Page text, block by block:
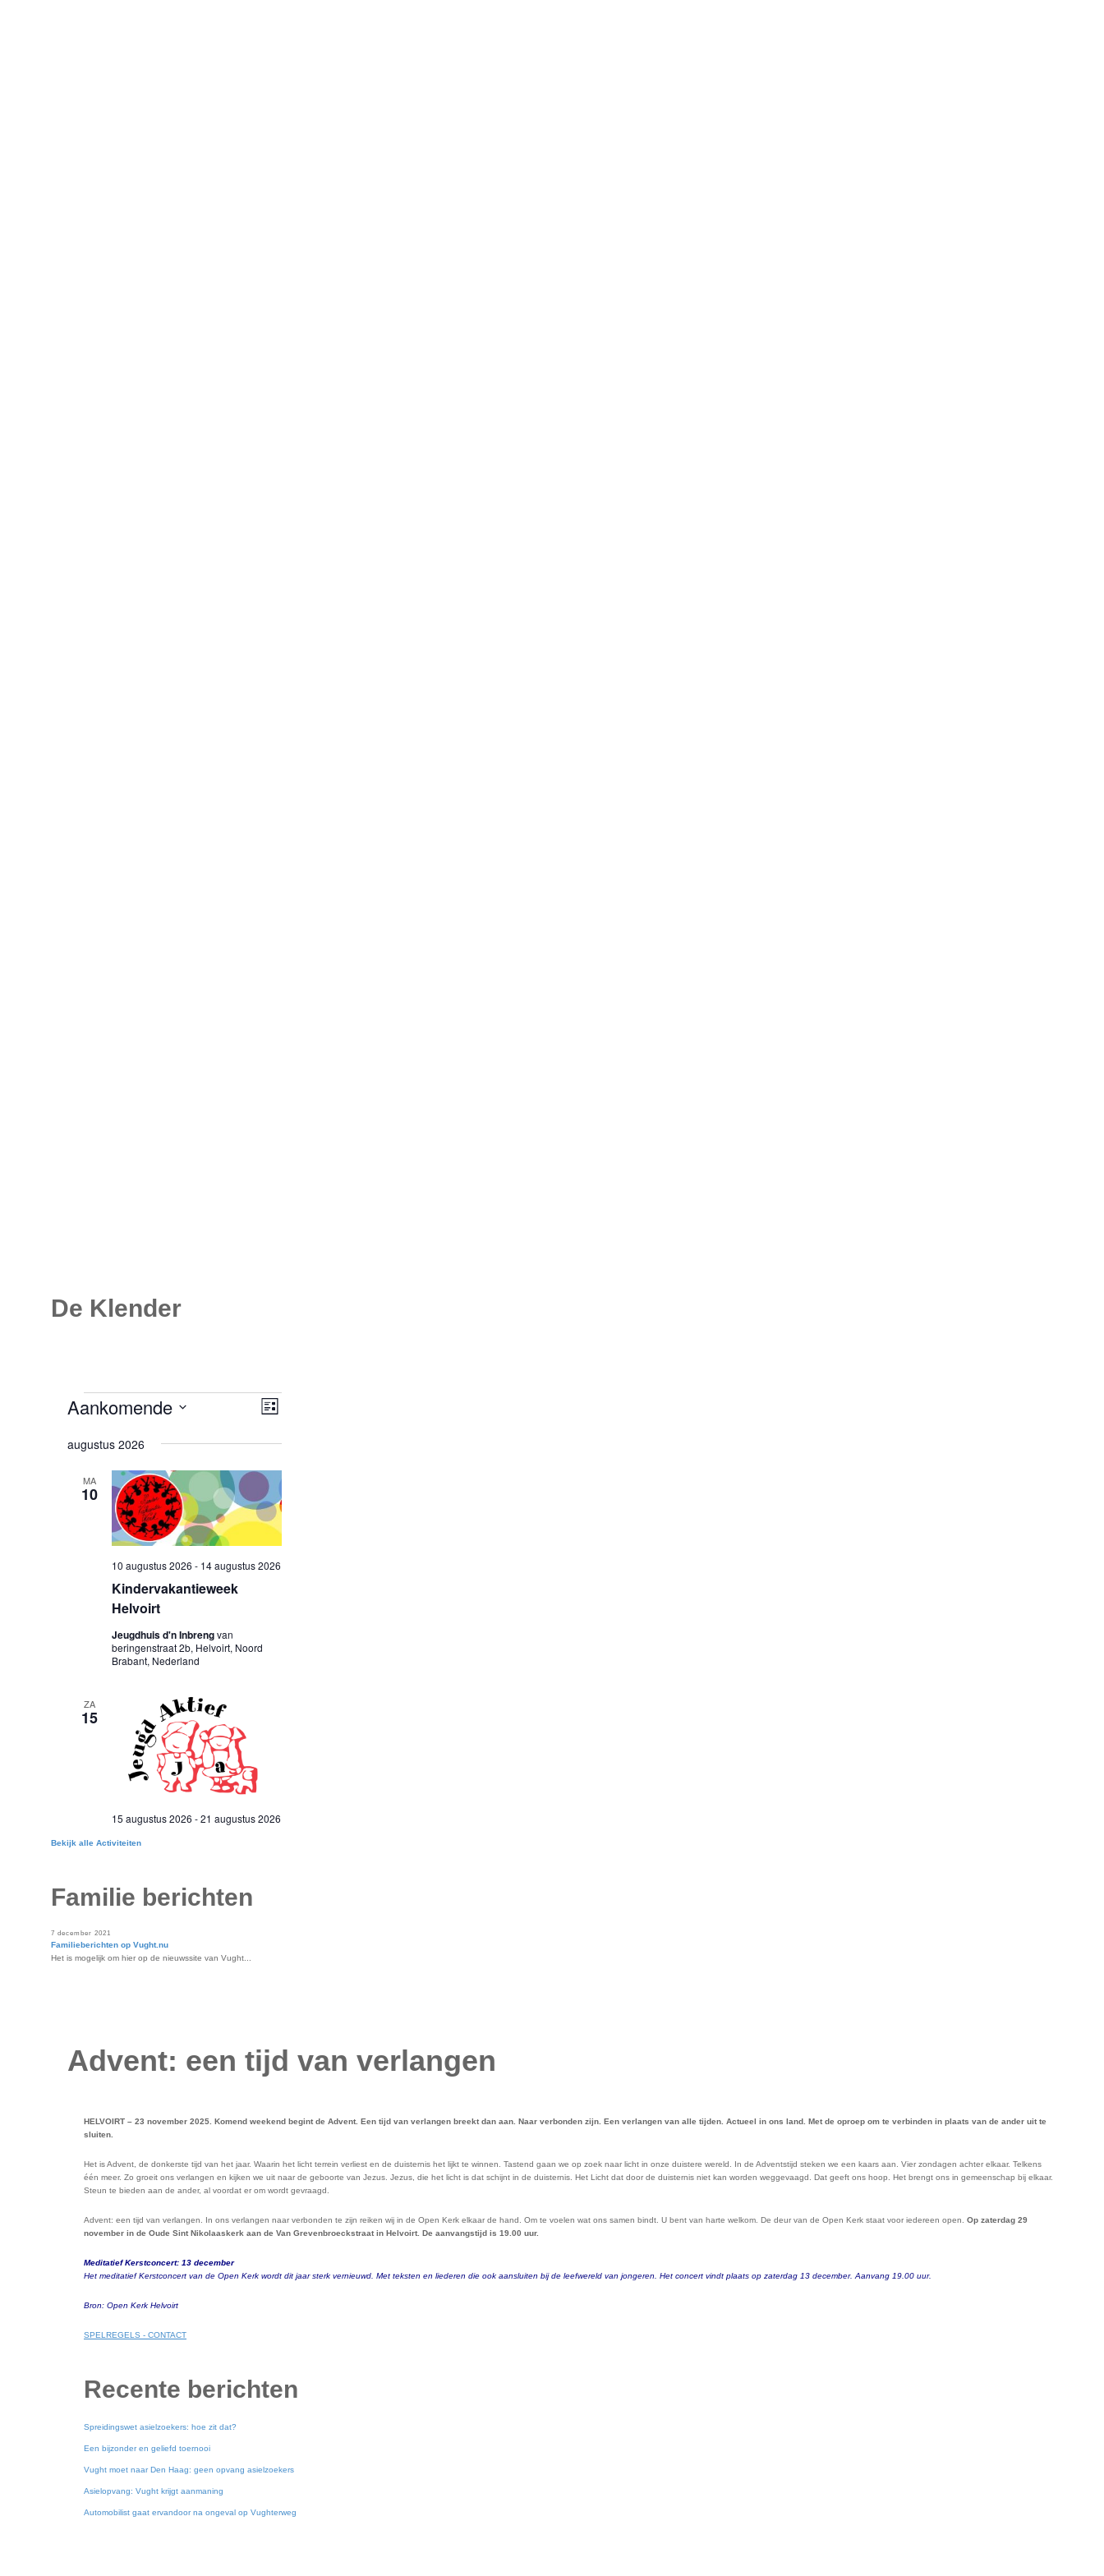
De Klender
Bekijk alle Activiteiten
Familie berichten
7 december 2021
Familieberichten op Vught.nu
Het is mogelijk om hier op de nieuwssite van Vught...
Advent: een tijd van verlangen
HELVOIRT – 23 november 2025. Komend weekend begint de Advent. Een tijd van verlangen breekt dan aan. Naar verbonden zijn. Een verlangen van alle tijden. Actueel in ons land. Met de oproep om te verbinden in plaats van de ander uit te
sluiten.
Het is Advent, de donkerste tijd van het jaar. Waarin het licht terrein verliest en de duisternis het lijkt te winnen. Tastend gaan we op zoek naar licht in onze duistere wereld. In de Adventstijd steken we een kaars aan. Vier zondagen achter elkaar. Telkens
één meer. Zo groeit ons verlangen en kijken we uit naar de geboorte van Jezus. Jezus, die het licht is dat schijnt in de duisternis. Het Licht dat door de duisternis niet kan worden weggevaagd. Dat geeft ons hoop. Het brengt ons in gemeenschap bij elkaar.
Steun te bieden aan de ander, al voordat er om wordt gevraagd.
Advent: een tijd van verlangen. In ons verlangen naar verbonden te zijn reiken wij in de Open Kerk elkaar de hand. Om te voelen wat ons samen bindt. U bent van harte welkom. De deur van de Open Kerk staat voor iedereen open. Op zaterdag 29
november in de Oude Sint Nikolaaskerk aan de Van Grevenbroeckstraat in Helvoirt. De aanvangstijd is 19.00 uur.
Meditatief Kerstconcert: 13 december
Het meditatief Kerstconcert van de Open Kerk wordt dit jaar sterk vernieuwd. Met teksten en liederen die ook aansluiten bij de leefwereld van jongeren. Het concert vindt plaats op zaterdag 13 december. Aanvang 19.00 uur.
Bron: Open Kerk Helvoirt
SPELREGELS - CONTACT
Recente berichten
Spreidingswet asielzoekers: hoe zit dat?
Een bijzonder en geliefd toernooi
Vught moet naar Den Haag: geen opvang asielzoekers
Asielopvang: Vught krijgt aanmaning
Automobilist gaat ervandoor na ongeval op Vughterweg